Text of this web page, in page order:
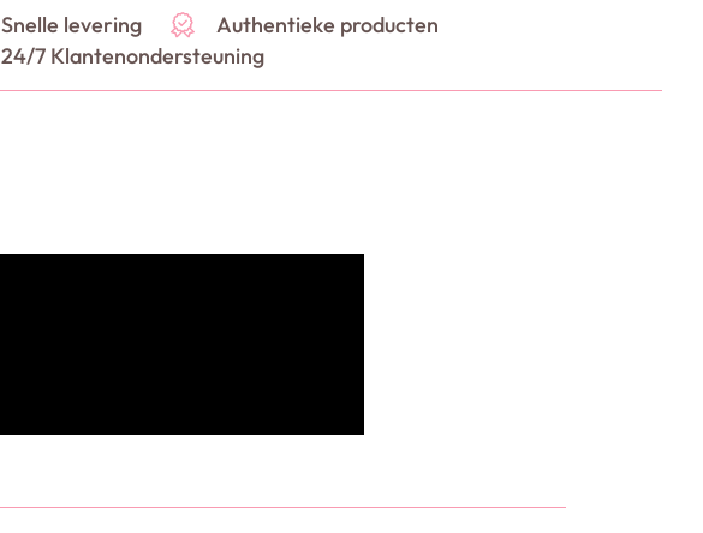
Snelle levering
Authentieke producten
24/7 Klantenondersteuning